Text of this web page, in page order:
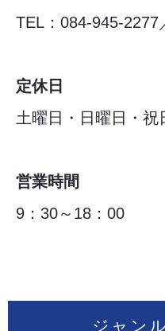
ジャン
TEL：084-945-2277
定休日
土曜日・日曜日・祝
営業時間
9：30～18：00